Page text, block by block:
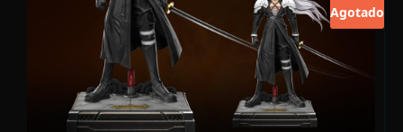
Agotado